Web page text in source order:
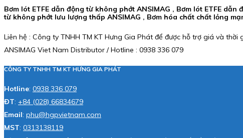
Bơm lót ETFE dẫn động từ không phớt ANSIMAG , Bơm lót ETFE
từ không phớt lưu lượng thấp ANSIMAG , Bơm hóa chất chất lỏng
Liên hệ : Công ty TNHH TM KT Hưng Gia Phát để được hỗ trợ giá và
ANSIMAG Viet Nam Distributor / Hotline : 0938 336 079
CÔNG TY TNHH TM KT HƯNG GIA PHÁT
Hotline: 0938 336 079
ĐT: +84 (028) 66834679
Email: phu@hgpvietnam.com
MST: 0313138119